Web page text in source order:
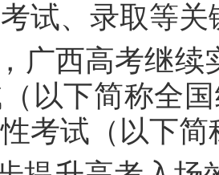
试、录取等
广西高考继续
以下简称全
考试（以下